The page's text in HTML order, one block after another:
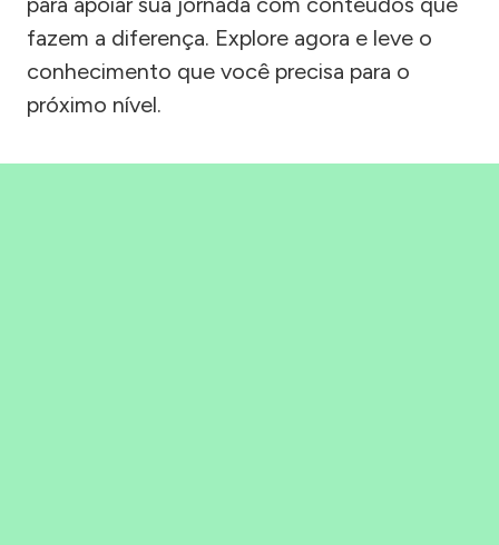
fazem a diferença. Explore agora e leve o
conhecimento que você precisa para o
próximo nível.